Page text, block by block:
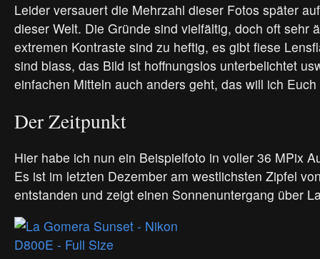
Leider versauert die Mehrzahl dieser Fotos später
dieser Welt. Die Gründe sind vielfältig, doch oft sehr
extremen Kontraste sind zu heftig, es gibt fiese
sind blass, das Bild ist hoffnungslos unterbelichtet
einfachen Mitteln auch anders geht, das will ich
Der Zeitpunkt
Hier habe ich nun ein Beispielfoto in voller 36 MPix
Es ist im letzten Dezember am westlichsten Zipfel
entstanden und zeigt einen Sonnenuntergang über